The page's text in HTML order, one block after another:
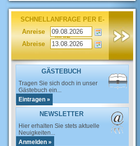
GÄSTEBUCH
Tragen Sie sich doch in unser
Gästebuch ein...
Eintragen »
NEWSLETTER
Hier erhalten Sie stets aktuelle
Neuigkeiten...
Anmelden »
SCHNELLANFRAGE PER E-
MAIL
Anreise
Abreise